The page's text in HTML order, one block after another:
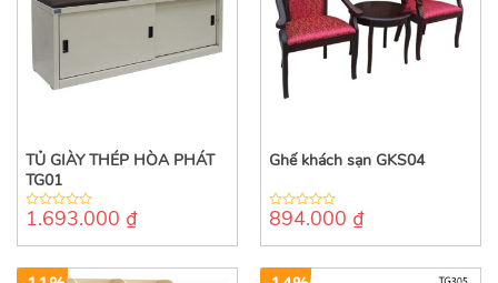
TỦ GIÀY THÉP HÒA PHÁT
TG01
0
of
1.693.000 ₫
Ghế khách sạn GKS04
0
of
894.000 ₫